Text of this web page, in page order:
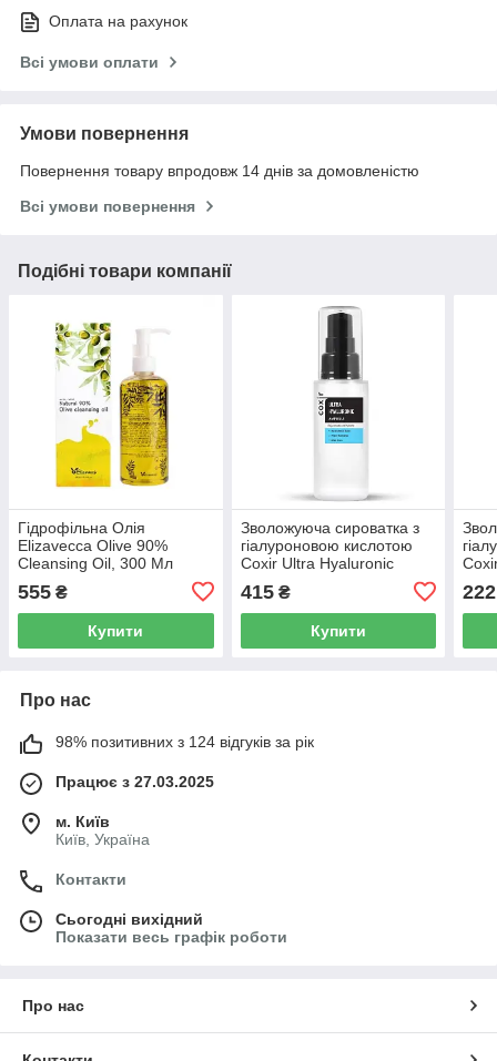
Оплата на рахунок
Всі умови оплати
Умови повернення
Повернення товару впродовж 14 днів за домовленістю
Всі умови повернення
Подібні товари компанії
Гідрофільна Олія
Elizavecca Olive 90%
Cleansing Oil, 300 Мл
555 ₴
Купити
Зволожуюча сироватка з
гіалуроновою кислотою
Coxir Ultra Hyaluronic
415₴
Купити
222
Про нас
98% позитивних з 124 відгуків за рік
Працює з 27.03.2025
м. Київ
Київ, Україна
Контакти
Сьогодні вихідний
Показати весь графік роботи
Про нас